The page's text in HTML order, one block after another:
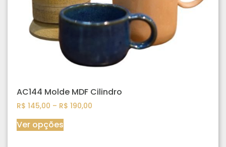
AC144 Molde MDF Cilindro
R$ 145,00 – R$ 190,00
Ver opções